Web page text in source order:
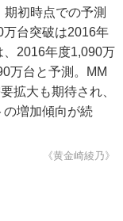
初時点での予測
台突破は2016年
、2016年度1,090万
万台と予測。MM
拡大も期待され、
の増加傾向が続
《黄金崎綾乃》